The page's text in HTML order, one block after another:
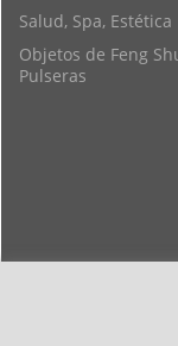
Salud, Spa, Estética
Objetos de Feng
Pulseras